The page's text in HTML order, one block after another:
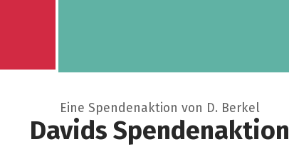
Eine Spendenaktion von D. Berkel
Davids Spendenaktion